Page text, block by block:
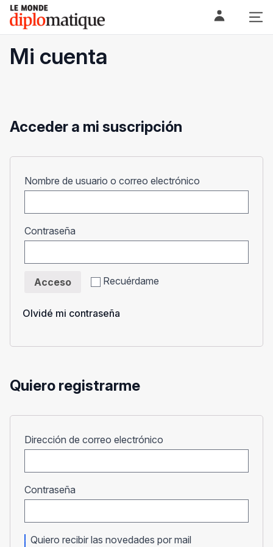
Skip
content
Le monde diplomatique
Mi cuenta
Acceder a mi suscripción
Nombre de usuario o correo electrónico
Contraseña
Recuérdame
Acceso
Olvidé mi contraseña
Quiero registrarme
Dirección de correo electrónico
Contraseña
Quiero recibir las novedades por mail